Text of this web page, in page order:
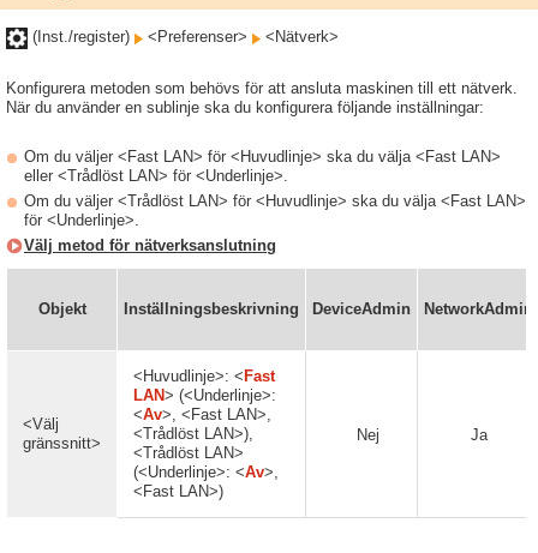
(Inst./register) <Preferenser> <Nätverk>
Konfigurera metoden som behövs för att ansluta maskinen till ett nätverk.
När du använder en sublinje ska du konfigurera följande inställningar:
Om du väljer <Fast LAN> för <Huvudlinje> ska du välja <Fast LAN>
eller <Trådlöst LAN> för <Underlinje>.
Om du väljer <Trådlöst LAN> för <Huvudlinje> ska du välja <Fast LAN>
för <Underlinje>.
Välj metod för nätverksanslutning
Objekt Inställningsbeskrivning DeviceAdmin NetworkAdmin
<Välj
gränssnitt>
<Huvudlinje>: < Fast
LAN> (<Underlinje>:
<Av>, <Fast LAN>,
<Trådlöst LAN>),
<Trådlöst LAN>
(<Underlinje>: <Av>,
<Fast LAN>)
Nej Ja